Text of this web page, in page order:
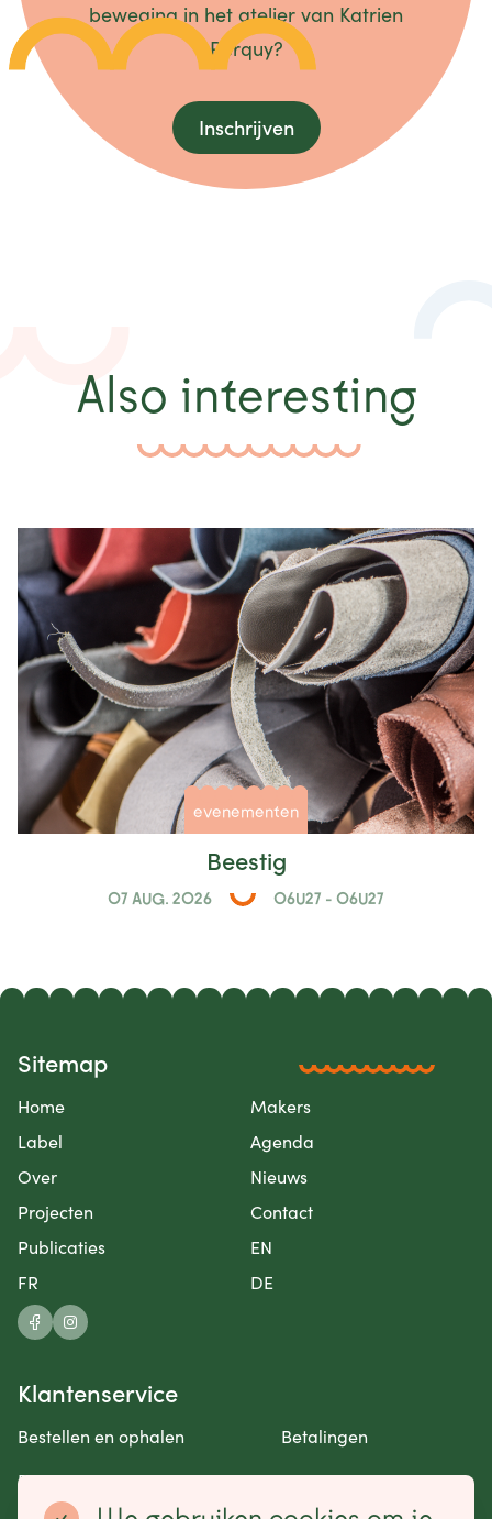
beweging in het atelier van Katrien
Perquy?
Inschrijven
Also interesting
evenementen
Beestig
07 AUG. 2026 06U27 - 06U27
Sitemap
Home
Makers
Label
Agenda
Over
Nieuws
Projecten
Contact
Publicaties
EN
FR
DE
Klantenservice
Bestellen en ophalen
Betalingen
Retourneren en garantie
Contact opnemen